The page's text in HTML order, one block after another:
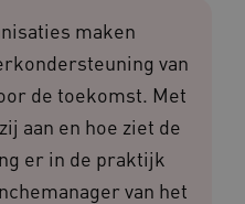
maken
van
de toekomst. Met
aan en hoe ziet de
er in de praktijk
van het